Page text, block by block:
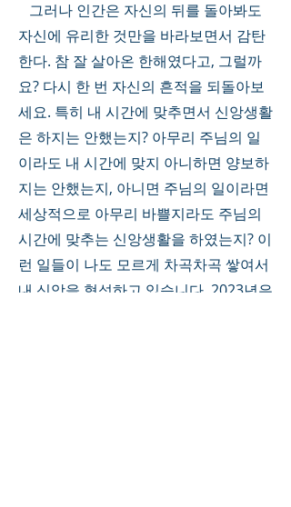
자신에 유리한 것만을 바라보면서 감탄
한다. 참 잘 살아온 한해였다고, 그럴까
요? 다시 한 번 자신의 흔적을 되돌아보
세요. 특히 내 시간에 맞추면서 신앙생활
은 하지는 안했는지? 아무리 주님의 일
이라도 내 시간에 맞지 아니하면 양보하
지는 안했는지, 아니면 주님의 일이라면
세상적으로 아무리 바쁠지라도 주님의
시간에 맞추는 신앙생활을 하였는지? 이
런 일들이 나도 모르게 차곡차곡 쌓여서
내 신앙을 형성하고 있습니다. 2023년은